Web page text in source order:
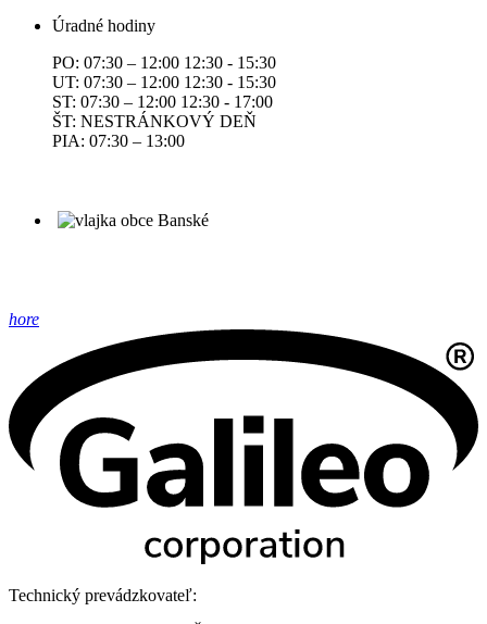
Úradné hodiny
PO: 07:30 – 12:00 12:30 - 15:30
UT: 07:30 – 12:00 12:30 - 15:30
ST: 07:30 – 12:00 12:30 - 17:00
ŠT: NESTRÁNKOVÝ DEŇ
PIA: 07:30 – 13:00
hore
Technický prevádzkovateľ: